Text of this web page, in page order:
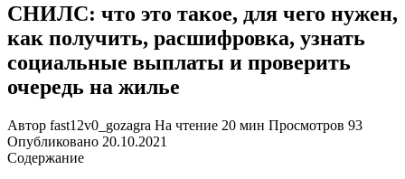
СНИЛС: что это такое, для чего нужен,
как получить, расшифровка, узнать
социальные выплаты и проверить
очередь на жилье
Автор fast12v0_gozagra На чтение 20 мин Просмотров 93
Опубликовано 20.10.2021
Содержание